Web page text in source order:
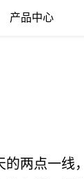
产品中心
的两点一线